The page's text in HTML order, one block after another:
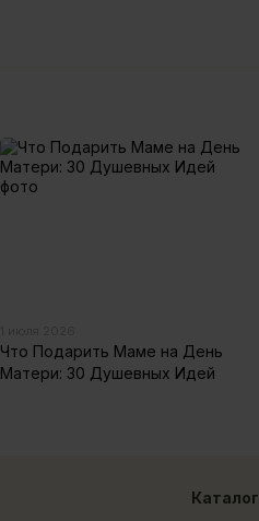
Что Подарить Маме на День
Матери: 30 Душевных Идей
Каталог